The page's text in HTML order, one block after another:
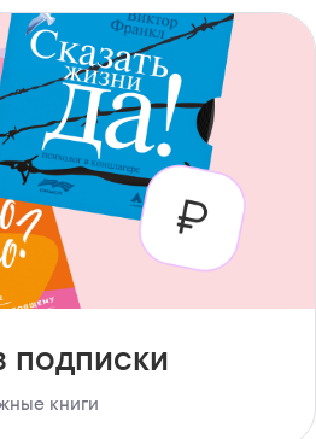
подписки
книги